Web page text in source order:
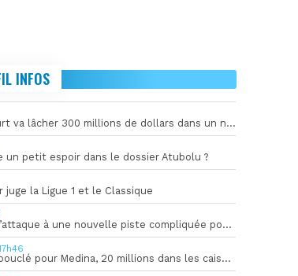
INFOS
McCourt va lâcher 300 millions de dollars dans un nouveau projet
un petit espoir dans le dossier Atubolu ?
juge la Ligue 1 et le Classique
L’OM s’attaque à une nouvelle piste compliquée pour la succession de Rulli
C’est bouclé pour Medina, 20 millions dans les caisses de l’OM